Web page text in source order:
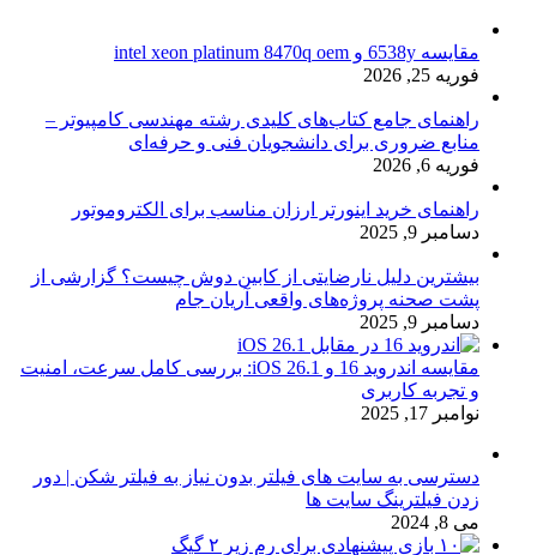
مقایسه 6538y و intel xeon platinum 8470q oem
فوریه 25, 2026
راهنمای جامع کتاب‌های کلیدی رشته مهندسی کامپیوتر –
منابع ضروری برای دانشجویان فنی و حرفه‌ای
فوریه 6, 2026
راهنمای خرید اینورتر ارزان مناسب برای الکتروموتور
دسامبر 9, 2025
بیشترین دلیل نارضایتی از کابین دوش چیست؟ گزارشی از
پشت صحنه پروژه‌های واقعی آریان جام
دسامبر 9, 2025
مقایسه اندروید 16 و iOS 26.1: بررسی کامل سرعت، امنیت
و تجربه کاربری
نوامبر 17, 2025
دسترسی به سایت های فیلتر بدون نیاز به فیلتر شکن | دور
زدن فیلترینگ سایت ها
می 8, 2024